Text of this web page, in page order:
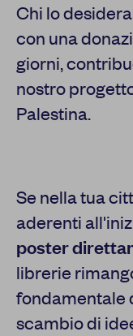
Chi lo
con una
giorni,
nostro
Palestina.
Se nella tua
aderenti
poster
librerie
fondamentale
scambio di